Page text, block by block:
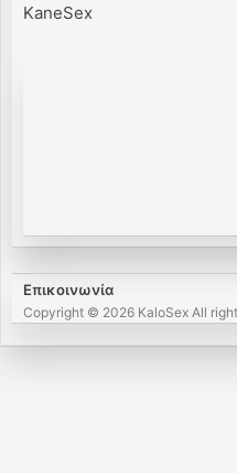
KaneSex
Επικοινωνία
Copyright © 2026 KaloSex All